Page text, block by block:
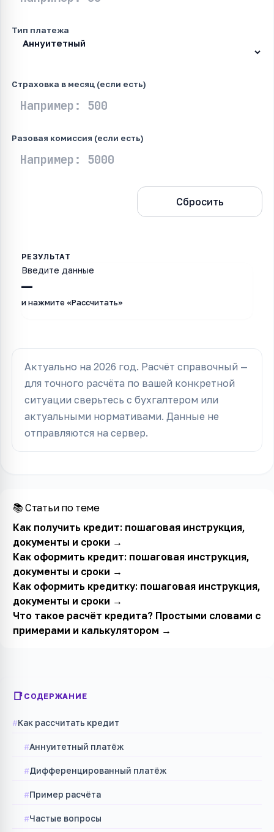
Тип платежа
Страховка в месяц (если есть)
Разовая комиссия (если есть)
Сбросить
—
Введите данные
и нажмите «Рассчитать»
Актуально на 2026 год. Расчёт справочный —
для точного расчёта по вашей конкретной
ситуации сверьтесь с бухгалтером или
актуальными нормативами. Данные не
отправляются на сервер.
📚 Статьи по теме
Как получить кредит: пошаговая инструкция,
документы и сроки →
Как оформить кредит: пошаговая инструкция,
документы и сроки →
Как оформить кредитку: пошаговая инструкция,
документы и сроки →
Что такое расчёт кредита? Простыми словами с
примерами и калькулятором →
СОДЕРЖАНИЕ
Как рассчитать кредит
Аннуитетный платёж
Дифференцированный платёж
Пример расчёта
Частые вопросы